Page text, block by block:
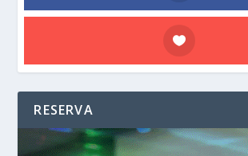
RESERVA